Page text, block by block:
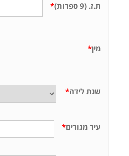
* ת.ז. (9 ספרות)
*מין
*שנת לידה
*עיר מגורים